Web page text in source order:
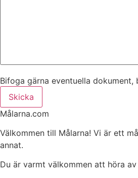
Bifoga gärna eventuella
Skicka
Målarna.com
Välkommen till Målarna! Vi är ett
annat.
Du är varmt välkommen att höra